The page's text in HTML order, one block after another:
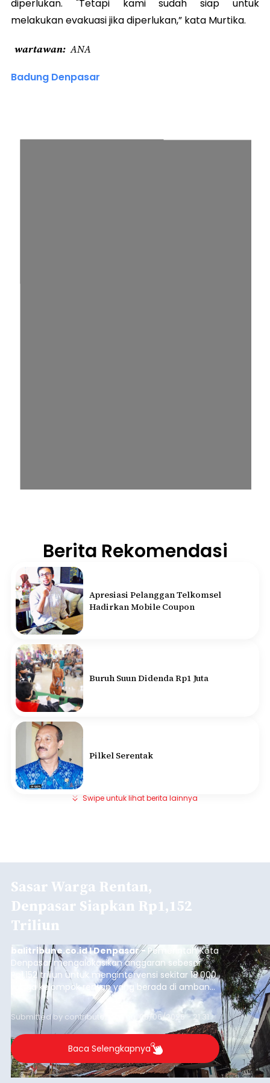
diperlukan. "Tetapi kami sudah siap untuk
melakukan evakuasi jika diperlukan,” kata Murtika.
wartawan ANA
Badung Denpasar
Berita Rekomendasi
Apresiasi Pelanggan Telkomsel
Hadirkan Mobile Coupon
Buruh Suun Didenda Rp1 Juta
Pilkel Serentak
Swipe untuk lihat berita lainnya
Sasar Warga Rentan,
Denpasar Siapkan Rp1,152
Triliun
balitribune.co.id I Denpasar - Pemerintah Kota
Denpasar mengalokasikan anggaran sebesar
Rp1,152 triliun untuk mengintervensi sekitar 18.000
warga kelompok rentan yang berada di ambang
garis kemiskinan. Langkah strategis ini diambil
guna menjaga masyarakat yang berada pada
kelompok desil 5 dan 6 tersebut agar tidak
merosot ke kategori miskin.
Submitted by contributor Thu, 08/06/2026 - 21:31
Baca Selengkapnya